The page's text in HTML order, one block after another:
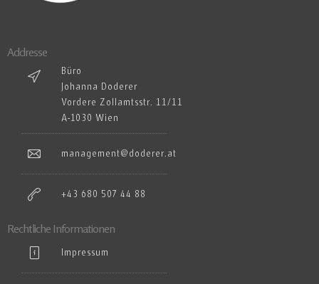
Addresse
Büro
Johanna Doderer
Vordere Zollamtsstr. 11/11
A-1030 Wien
management@doderer.at
+43 680 507 44 88
Rechtliche Informationen
Impressum